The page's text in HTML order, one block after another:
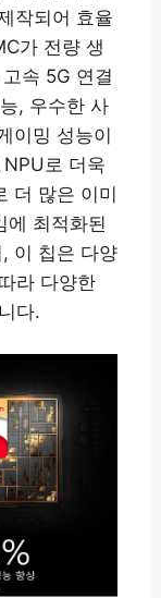
작되어 효율
가 전량 생
속 5G 연결
, 우수한 사
이밍 성능이
로 더욱
더 많은 이미
에 최적화된
이 칩은 다양
라 다양한
다.